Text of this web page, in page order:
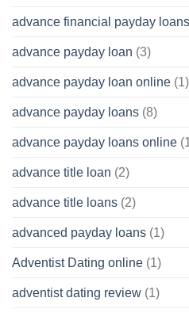
advance financial payday loans
advance payday loan (3)
advance payday loan online (1)
advance payday loans (8)
advance payday loans online
advance title loan (2)
advance title loans (2)
advanced payday loans (1)
Adventist Dating online (1)
adventist dating review (1)